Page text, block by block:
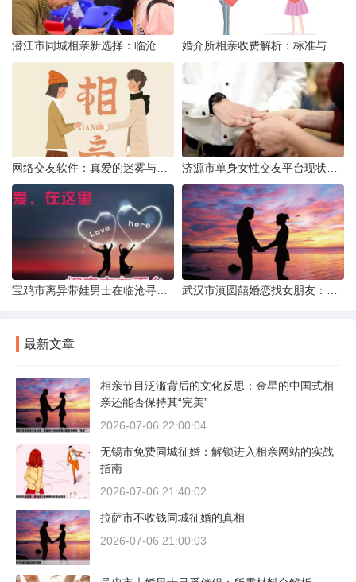
最新文章
相亲节目泛滥背后的文化反思：金星的中国式相
亲还能否保持其“完美”
2026-07-06 22:00:04
无锡市免费同城征婚：解锁进入相亲网站的实战
指南
2026-07-06 21:40:02
拉萨市不收钱同城征婚的真相
2026-07-06 21:00:03